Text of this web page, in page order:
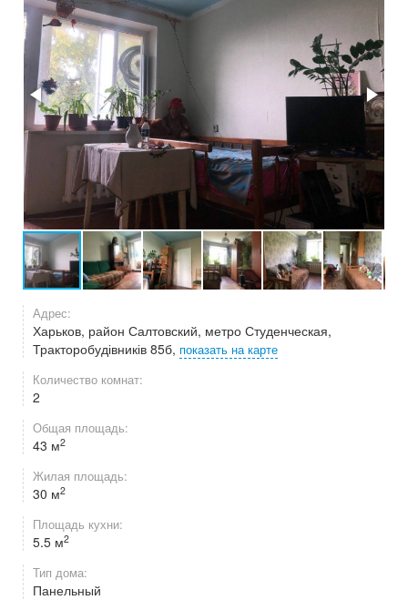
Адрес:
Харьков, район Салтовский, метро Студенческая,
Тракторобудівників 85б, показать на карте
Количество комнат:
2
Общая площадь:
43 м2
Жилая площадь:
30 м2
Площадь кухни:
5.5 м2
Тип дома:
Панельный